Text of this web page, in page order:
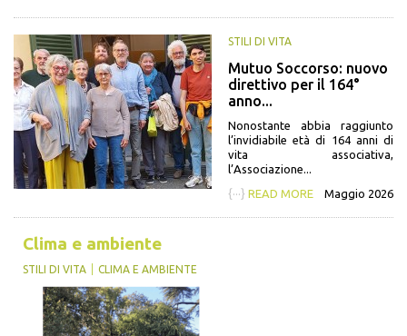
STILI DI VITA
Mutuo Soccorso: nuovo
direttivo per il 164°
anno...
Nonostante abbia raggiunto
l’invidiabile età di 164 anni di
vita associativa,
l’Associazione...
{···} READ MORE Maggio 2026
Clima e ambiente
STILI DI VITA CLIMA E AMBIENTE